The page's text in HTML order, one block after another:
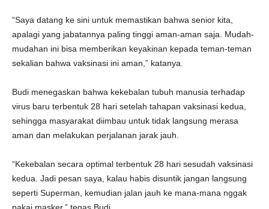
“Saya datang ke sini untuk memastikan bahwa senior kita,
apalagi yang jabatannya paling tinggi aman-aman saja. Mudah-
mudahan ini bisa memberikan keyakinan kepada teman-teman
sekalian bahwa vaksinasi ini aman,” katanya.
Budi menegaskan bahwa kekebalan tubuh manusia terhadap
virus baru terbentuk 28 hari setelah tahapan vaksinasi kedua,
sehingga masyarakat diimbau untuk tidak langsung merasa
aman dan melakukan perjalanan jarak jauh.
“Kekebalan secara optimal terbentuk 28 hari sesudah vaksinasi
kedua. Jadi pesan saya, kalau habis disuntik jangan langsung
seperti Superman, kemudian jalan jauh ke mana-mana nggak